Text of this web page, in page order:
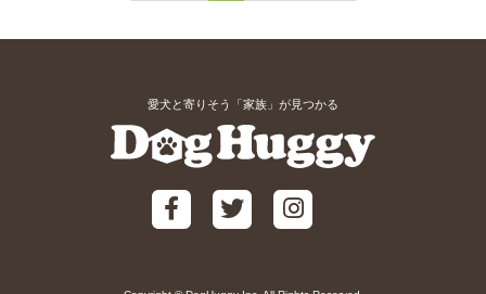
愛犬と寄りそう「家族」が見つかる